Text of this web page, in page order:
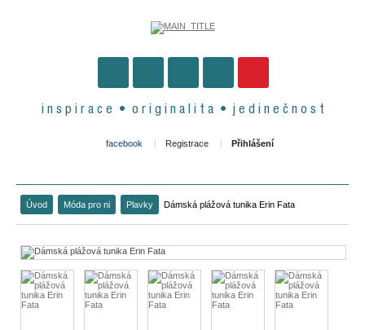
i n s p i r a c e • o r i g i n a l i t a • j e d i n e č n o s t
facebook Registrace Přihlášení
Úvod Móda pro ni Plavky Dámská plážová tunika Erin Fata